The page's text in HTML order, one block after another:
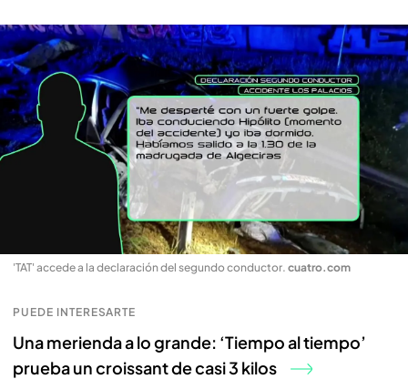
'TAT' accede a la declaración del segundo conductor. cuatro.com
PUEDE INTERESARTE
Una merienda a lo grande: ‘Tiempo al tiempo’
prueba un croissant de casi 3 kilos